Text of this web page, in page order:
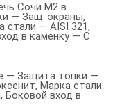
Сочи М2 в
— Защ. экраны,
стали — AISI 321,
в каменку — С
— Защита топки —
Марка стали
Боковой вход в